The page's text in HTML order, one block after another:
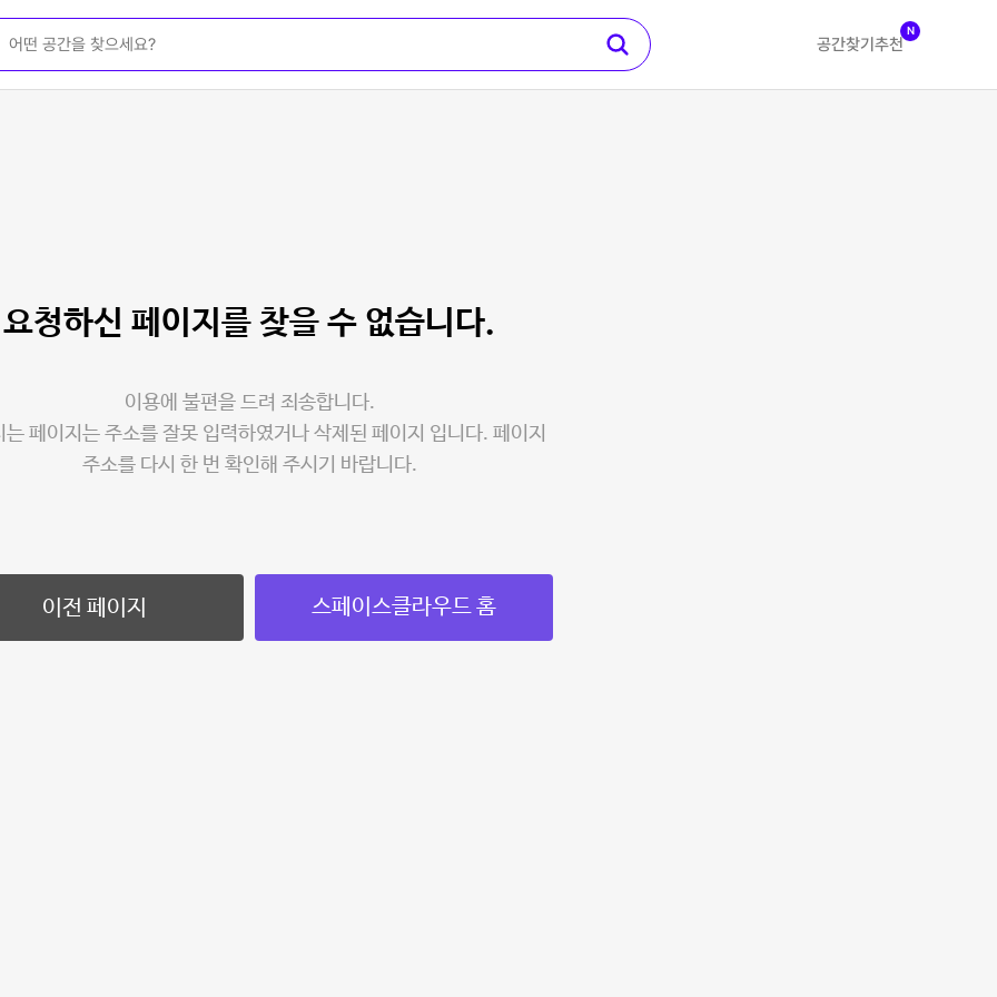
공간찾기 추천
N
요청하신 페이지를 찾을 수 없습니다.
이용에 불편을 드려 죄송합니다.
는 페이지는 주소를 잘못 입력하였거나 삭제된 페이지 입니다. 페이지
주소를 다시 한 번 확인해 주시기 바랍니다.
이전 페이지 스페이스클라우드 홈